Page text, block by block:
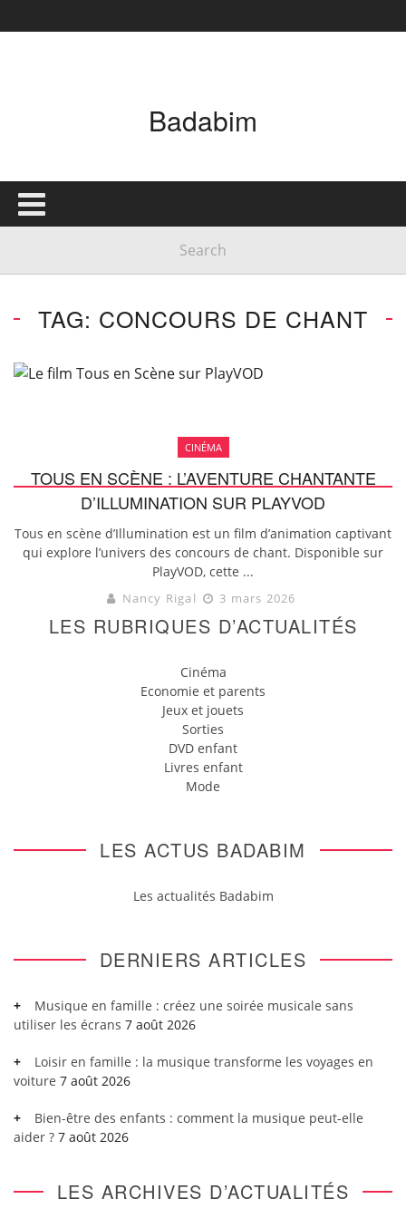
Badabim
TAG: CONCOURS DE CHANT
CINÉMA
TOUS EN SCÈNE : L’AVENTURE CHANTANTE
D’ILLUMINATION SUR PLAYVOD
Tous en scène d’Illumination est un film d’animation captivant
qui explore l’univers des concours de chant. Disponible sur
PlayVOD, cette ...
Nancy Rigal 3 mars 2026
LES RUBRIQUES D’ACTUALITÉS
Cinéma
Economie et parents
Jeux et jouets
Sorties
DVD enfant
Livres enfant
Mode
LES ACTUS BADABIM
Les actualités Badabim
DERNIERS ARTICLES
Musique en famille : créez une soirée musicale sans
utiliser les écrans 7 août 2026
Loisir en famille : la musique transforme les voyages en
voiture 7 août 2026
Bien-être des enfants : comment la musique peut-elle
aider ? 7 août 2026
LES ARCHIVES D’ACTUALITÉS